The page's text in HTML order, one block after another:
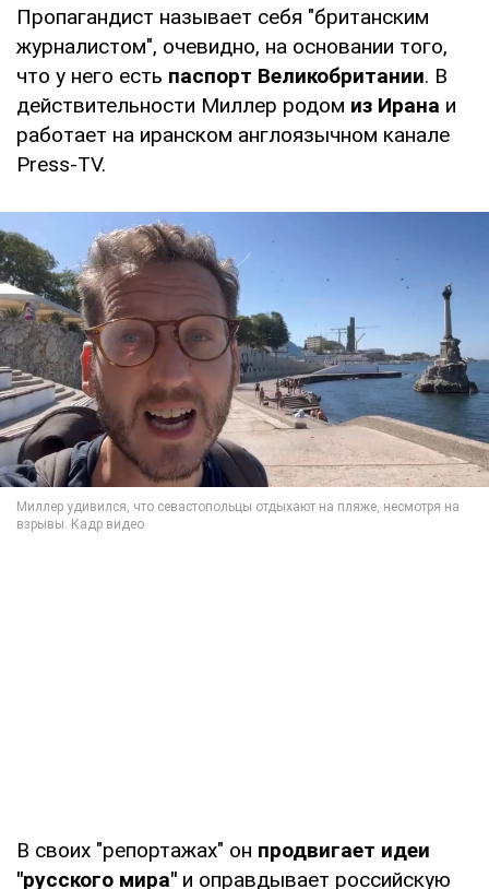
Пропагандист называет себя "британским
журналистом", очевидно, на основании того,
что у него есть паспорт Великобритании. В
действительности Миллер родом из Ирана и
работает на иранском англоязычном канале
Press-TV.
В своих "репортажах" он продвигает идеи
"русского мира" и оправдывает российскую